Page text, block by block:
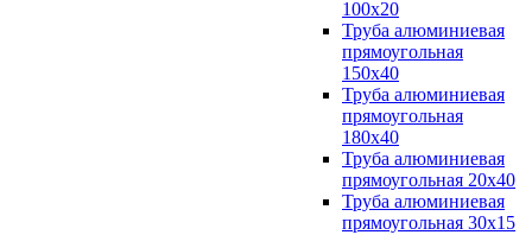
100х20
Труба алюминиевая
прямоугольная
150x40
Труба алюминиевая
прямоугольная
180x40
Труба алюминиевая
прямоугольная 20х40
Труба алюминиевая
прямоугольная 30x15